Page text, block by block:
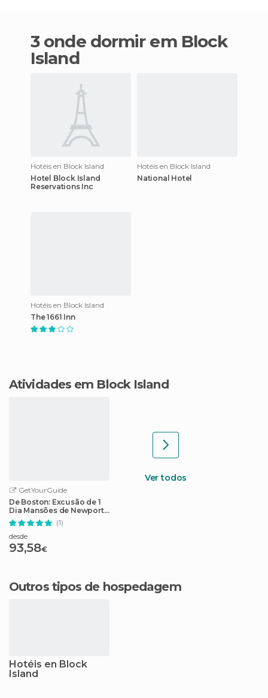
3 onde dormir em Block
Island
Hotéis en Block Island
Hotel Block Island
Reservations Inc
Hotéis en Block Island
National Hotel
Hotéis en Block Island
The 1661 Inn
Atividades em Block Island
GetYourGuide
De Boston: Excusão de 1
Dia Mansões de Newport
e Era Dourada
(1)
desde
93,58€
Ver todos
Outros tipos de hospedagem
Hotéis en Block
Island